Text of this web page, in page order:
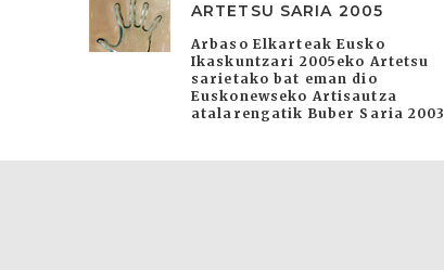
ARTETSU SARIA 2005
Arbaso Elkarteak Eusko
Ikaskuntzari 2005eko Artetsu
sarietako bat eman dio
Euskonewseko Artisautza
atalarengatik Buber Saria 2003